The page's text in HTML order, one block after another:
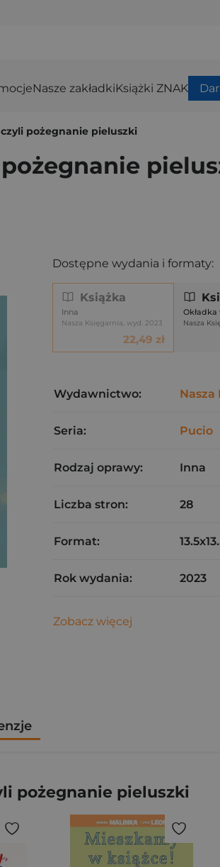
Nasze zakładkiKsiążki ZNAK
pożegnanie pieluszki
Dostępne wydania i formaty:
Książka
Inna
Nasza Księgarnia, wyd. 2023
22,49 zł
Nasza
Wydawnictwo: Nasza
Seria: Pucio
Rodzaj oprawy: Inna
Liczba stron: 28
Format:
Rok wydania: 2023
Zobacz więcej
pożegnanie pieluszki